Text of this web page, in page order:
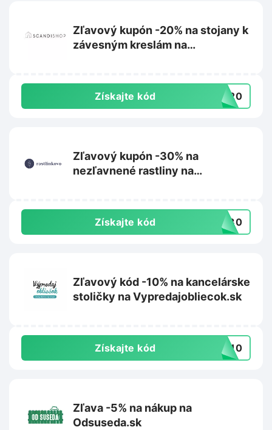
Zľavový kupón -20% na stojany k
závesným kreslám na
Získajte kód US20
Zľavový kupón -30% na
nezľavnené rastliny na
Získajte kód aj30
Zľavový kód -10% na kancelárske
stoličky na Vypredajobliecok.sk
Získajte kód IA10
Zľava -5% na nákup na
Odsuseda.sk